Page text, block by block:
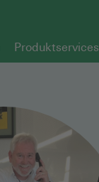
Produktservices